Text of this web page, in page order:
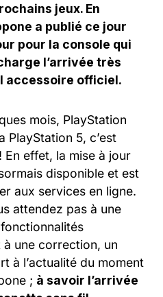
jeux. En
a publié ce jour
pour la console qui
l’arrivée très
accessoire officiel.
mois, PlayStation
PlayStation 5, c’est
effet, la mise à jour
disponible et est
aux services en ligne.
attendez pas à une
une correction, un
à l’actualité du moment
; à savoir l’arrivée